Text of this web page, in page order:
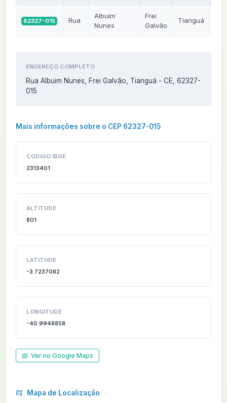
62327-015 Rua
Albuim
Nunes
Frei
Galvão
Tianguá
ENDEREÇO COMPLETO
Rua Albuim Nunes, Frei Galvão, Tianguá - CE, 62327-
015
Mais informações sobre o CEP 62327-015
CÓDIGO IBGE
2313401
ALTITUDE
801
LATITUDE
-3.7237082
LONGITUDE
-40.9948858
Ver no Google Maps
Mapa de Localização